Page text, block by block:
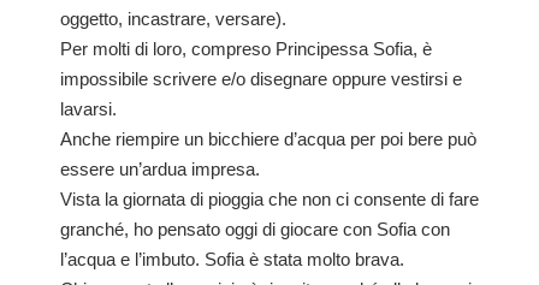
oggetto, incastrare, versare).
Per molti di loro, compreso Principessa Sofia, è
impossibile scrivere e/o disegnare oppure vestirsi e
lavarsi.
Anche riempire un bicchiere d’acqua per poi bere può
essere un’ardua impresa.
Vista la giornata di pioggia che non ci consente di fare
granché, ho pensato oggi di giocare con Sofia con
l’acqua e l’imbuto. Sofia è stata molto brava.